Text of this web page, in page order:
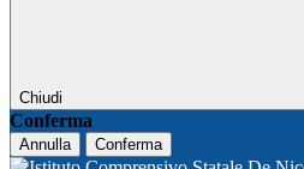
Chiudi
Conferma
Annulla Conferma